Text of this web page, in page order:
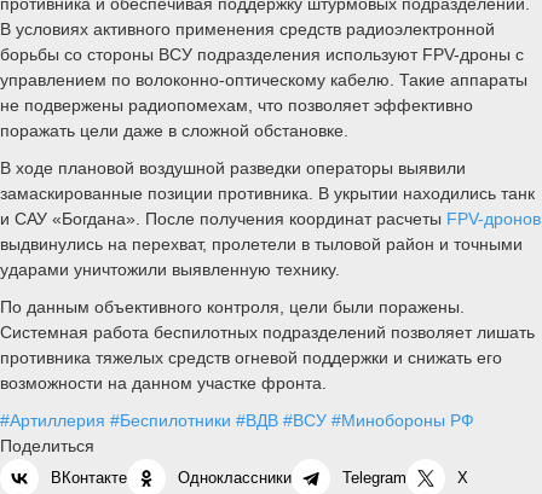
противника и обеспечивая поддержку штурмовых подразделений.
В условиях активного применения средств радиоэлектронной
борьбы со стороны ВСУ подразделения используют FPV-дроны с
управлением по волоконно-оптическому кабелю. Такие аппараты
не подвержены радиопомехам, что позволяет эффективно
поражать цели даже в сложной обстановке.
В ходе плановой воздушной разведки операторы выявили
замаскированные позиции противника. В укрытии находились танк
и САУ «Богдана». После получения координат расчеты FPV-дронов
выдвинулись на перехват, пролетели в тыловой район и точными
ударами уничтожили выявленную технику.
По данным объективного контроля, цели были поражены.
Системная работа беспилотных подразделений позволяет лишать
противника тяжелых средств огневой поддержки и снижать его
возможности на данном участке фронта.
#Артиллерия #Беспилотники #ВДВ #ВСУ #Минобороны РФ
Поделиться
ВКонтакте Одноклассники Telegram X